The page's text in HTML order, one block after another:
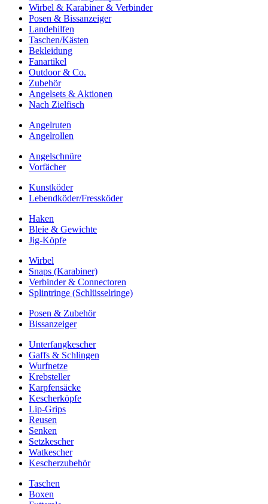
Wirbel & Karabiner & Verbinder
Posen & Bissanzeiger
Landehilfen
Taschen/Kästen
Bekleidung
Fanartikel
Outdoor & Co.
Zubehör
Angelsets & Aktionen
Nach Zielfisch
Angelruten
Angelrollen
Angelschnüre
Vorfächer
Kunstköder
Lebendköder/Fressköder
Haken
Bleie & Gewichte
Jig-Köpfe
Wirbel
Snaps (Karabiner)
Verbinder & Connectoren
Splintringe (Schlüsselringe)
Posen & Zubehör
Bissanzeiger
Unterfangkescher
Gaffs & Schlingen
Wurfnetze
Krebsteller
Karpfensäcke
Kescherköpfe
Lip-Grips
Reusen
Senken
Setzkescher
Watkescher
Kescherzubehör
Taschen
Boxen